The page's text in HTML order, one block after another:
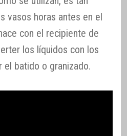
vasos horas antes en el
con el recipiente de
los líquidos con los
el batido o granizado.